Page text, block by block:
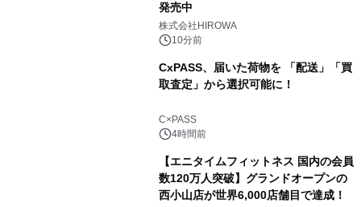
発売中
株式会社HIROWA
10分前
CxPASS、届いた荷物を 「配送」「買
取査定」から選択可能に！
C×PASS
4時間前
【エニタイムフィットネス 国内の会員
数120万人突破】グランドオープンの
西小山店が世界6,000店舗目で達成！